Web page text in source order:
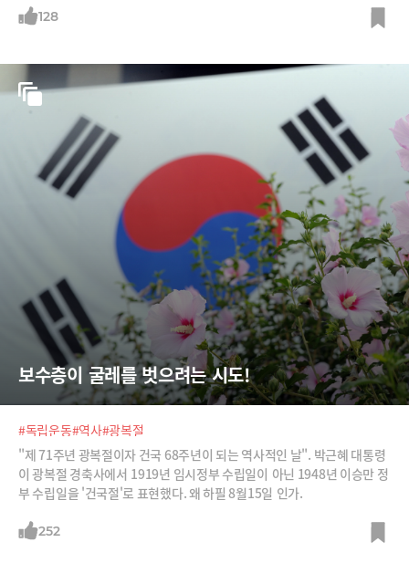
128
보수층이 굴레를 벗으려는 시도!
#독립운동#역사#광복절
"제 71주년 광복절이자 건국 68주년이 되는 역사적인 날". 박근혜 대통령
이 광복절 경축사에서 1919년 임시정부 수립일이 아닌 1948년 이승만 정
부 수립일을 '건국절'로 표현했다. 왜 하필 8월15일 인가.
252